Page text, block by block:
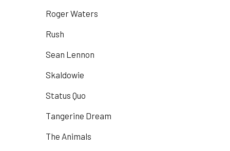
Roger Waters
Rush
Sean Lennon
Skaldowie
Status Quo
Tangerine Dream
The Animals